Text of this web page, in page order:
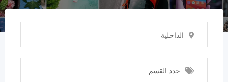
الداخلية
حدد القسم